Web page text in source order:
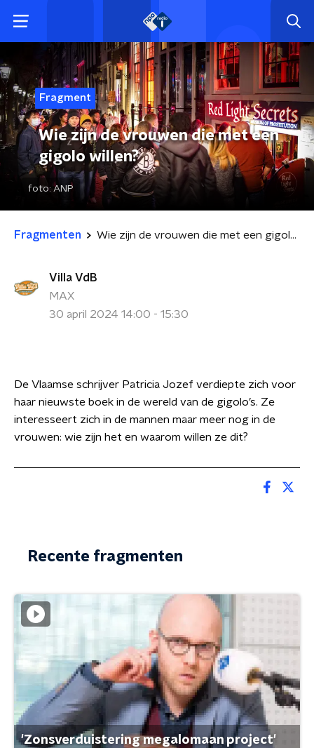
Fragment
Wie zijn de vrouwen die met een
gigolo willen?
foto: ANP
Fragmenten Wie zijn de vrouwen die met een gigolo willen?
Villa VdB
MAX
30 april 2024 14:00 - 15:30
De Vlaamse schrijver Patricia Jozef verdiepte zich voor
haar nieuwste boek in de wereld van de gigolo’s. Ze
interesseert zich in de mannen maar meer nog in de
vrouwen: wie zijn het en waarom willen ze dit?
Recente fragmenten
'Zonsverduistering megalomaan project'